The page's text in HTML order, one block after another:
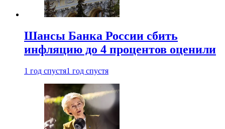
Шансы Банка России сбить
инфляцию до 4 процентов оценили
1 год спустя1 год спустя